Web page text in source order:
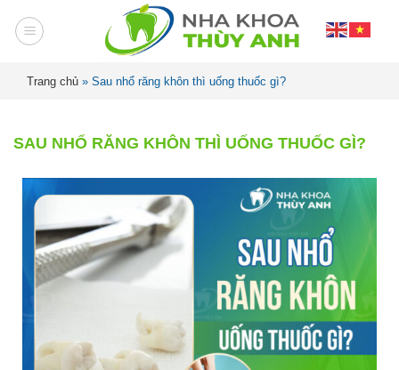
Trang chủ » Sau nhổ răng khôn thì uống thuốc gì?
SAU NHỔ RĂNG KHÔN THÌ UỐNG THUỐC GÌ?